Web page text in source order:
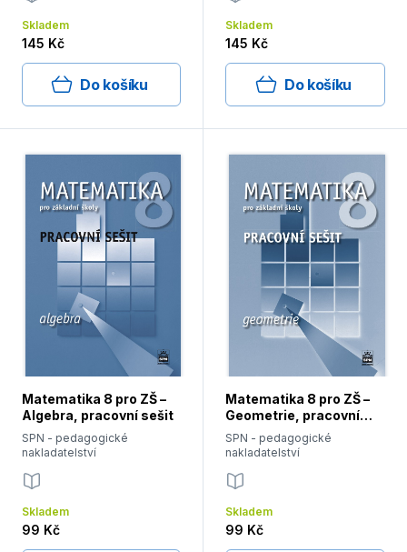
Skladem
145 Kč
Do košíku
Skladem
145 Kč
Do košíku
Matematika 8 pro ZŠ –
Algebra, pracovní sešit
SPN - pedagogické
nakladatelství
Skladem
99 Kč
Matematika 8 pro ZŠ –
Geometrie, pracovní
sešit
SPN - pedagogické
nakladatelství
Skladem
99 Kč